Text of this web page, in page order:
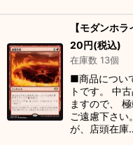
【モダンホ
20円(税込)
在庫数 13個
■商品につい
トです。 中
ますので、
ご遠慮下さ
が、店頭在庫